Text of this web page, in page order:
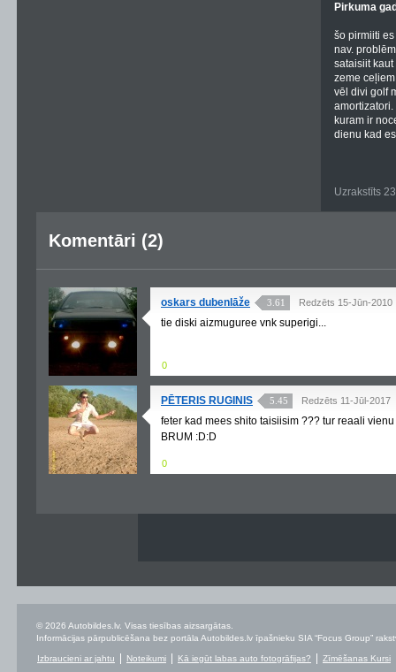
Pirkuma
šo pirmiiti
nav.
sataisiit
zeme
vēl divi golf
amortizatori.
kuram ir
dienu kad
Uzrakstīts
Komentāri (2)
oskars dubenlāže 3.61 Redzēts 15-Jūn-2010
tie diski aizmuguree vnk superigi...
0
PĒTERIS RUGINIS 5.45 Redzēts 11-Jūl-2017
feter kad mees shito taisiisim ??? tur reaali
BRUM :D:D
0
© 2026 Autobildes.lv. Visas tiesības aizsargātas.
Informācijas pārpublicēšana bez portāla Autobildes.lv īpašnieku SIA “Focus Group”
Izbraucieni ar jahtu Noteikumi Kā iegūt labas auto fotogrāfijas? Zīmēšanas Kursi